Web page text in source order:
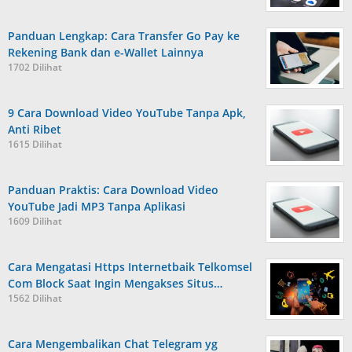
Panduan Lengkap: Cara Transfer Go Pay ke
Rekening Bank dan e-Wallet Lainnya
1702 Dilihat
9 Cara Download Video YouTube Tanpa Apk,
Anti Ribet
1615 Dilihat
Panduan Praktis: Cara Download Video
YouTube Jadi MP3 Tanpa Aplikasi
1609 Dilihat
Cara Mengatasi Https Internetbaik Telkomsel
Com Block Saat Ingin Mengakses Situs…
1562 Dilihat
Cara Mengembalikan Chat Telegram yg